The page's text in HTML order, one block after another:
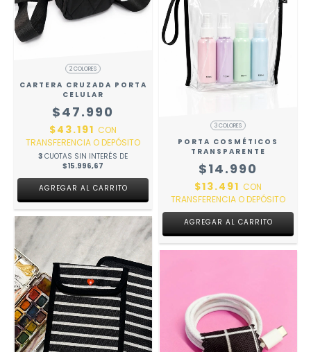
2 COLORES
CARTERA CRUZADA PORTA
CELULAR
$47.990
$43.191 CON
TRANSFERENCIA O DEPÓSITO
3 CUOTAS SIN INTERÉS DE
$15.996,67
AGREGAR AL CARRITO
3 COLORES
PORTA COSMÉTICOS
TRANSPARENTE
$14.990
$13.491 CON
TRANSFERENCIA O DEPÓSITO
AGREGAR AL CARRITO